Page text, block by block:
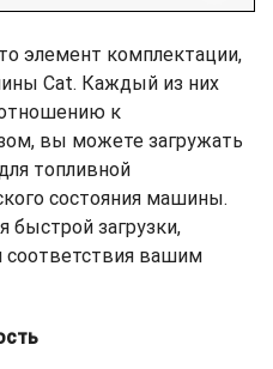
элемент комплектации,
Cat. Каждый из них
отношению к
вы можете загружать
топливной
состояния машины.
быстрой загрузки,
соответствия вашим